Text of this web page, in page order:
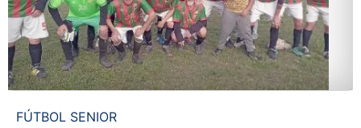
FÚTBOL SENIOR